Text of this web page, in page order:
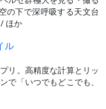
の下で深呼吸する天文台
ほか
ル
リ。高精度な計算とリッ
で「いつでもどこでも、